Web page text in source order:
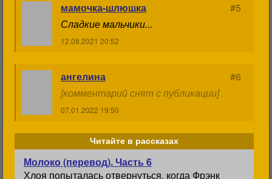
мамочка-шлюшка
#5
Сладкие мальчики...
12.08.2021 20:52
ангелина
#6
[комментарий снят с публикации]
07.01.2022 19:50
Читайте в рассказах
Молоко (перевод). Часть 6
Хлоя попыталась отвернуться, когда Фрэнк